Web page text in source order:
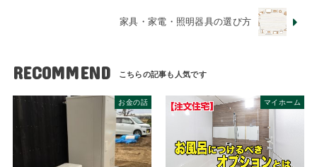
家具・家電・照明器具の選び方
RECOMMEND
お金の話 マイホーム